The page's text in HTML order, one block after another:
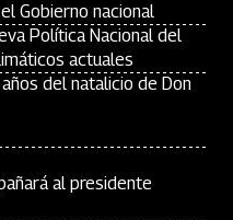
Gobierno nacional
Política Nacional del
actuales
del natalicio de Don
al presidente